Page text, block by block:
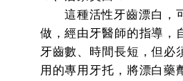
這種活性牙齒漂白，
做，經由牙醫師的指導，
牙齒數、時間長短，但必
用的專用牙托，將漂白藥